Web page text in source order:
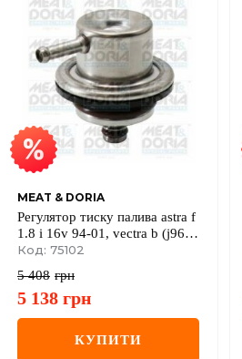
MEAT & DORIA
Регулятор тиску палива astra f
1.8 i 16v 94-01, vectra b (j96)
2.0 i 16v 96-00
Код: 75102
5 408 грн
5 138 грн
КУПИТИ